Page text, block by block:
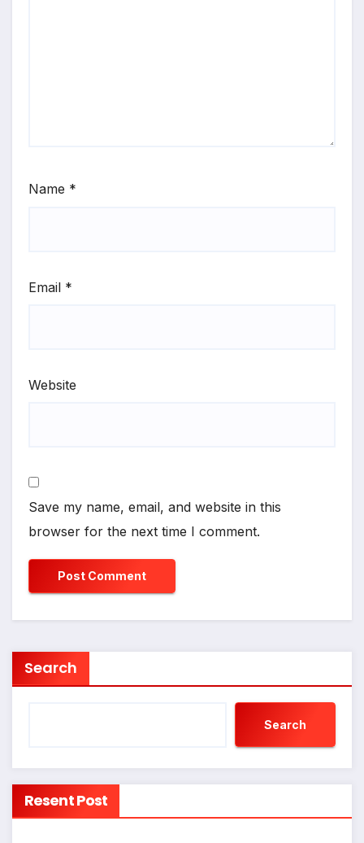
Name *
Email *
Website
Save my name, email, and website in this
browser for the next time I comment.
Search
Search
Resent Post